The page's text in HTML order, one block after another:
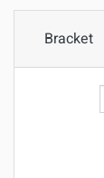
Bracket